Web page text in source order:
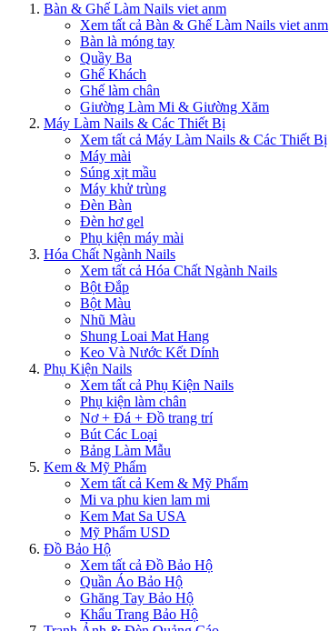
Bàn & Ghế Làm Nails viet anm
Xem tất cả Bàn & Ghế Làm Nails viet anm
Bàn là móng tay
Quầy Ba
Ghế Khách
Ghế làm chân
Giường Làm Mi & Giường Xăm
Máy Làm Nails & Các Thiết Bị
Xem tất cả Máy Làm Nails & Các Thiết Bị
Máy mài
Súng xịt mầu
Máy khử trùng
Đèn Bàn
Đèn hơ gel
Phụ kiện máy mài
Hóa Chất Ngành Nails
Xem tất cả Hóa Chất Ngành Nails
Bột Đắp
Bột Màu
Nhũ Màu
Shung Loai Mat Hang
Keo Và Nước Kết Dính
Phụ Kiện Nails
Xem tất cả Phụ Kiện Nails
Phụ kiện làm chân
Nơ + Đá + Đồ trang trí
Bút Các Loại
Bảng Làm Mẫu
Kem & Mỹ Phẩm
Xem tất cả Kem & Mỹ Phẩm
Mi va phu kien lam mi
Kem Mat Sa USA
Mỹ Phẩm USD
Đồ Bảo Hộ
Xem tất cả Đồ Bảo Hộ
Quần Áo Bảo Hộ
Ghăng Tay Bảo Hộ
Khẩu Trang Bảo Hộ